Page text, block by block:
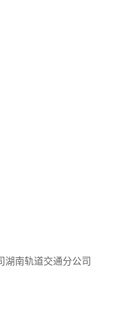
轨道交通分公司